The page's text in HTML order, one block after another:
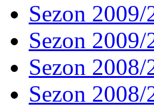
Sezon 2009/
Sezon
Sezon 2008/
Sezon